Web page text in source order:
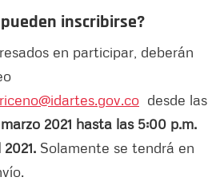
inscribirse?
en participar, deberán
desde las
2021 hasta las 5:00 p.m.
Solamente se tendrá en